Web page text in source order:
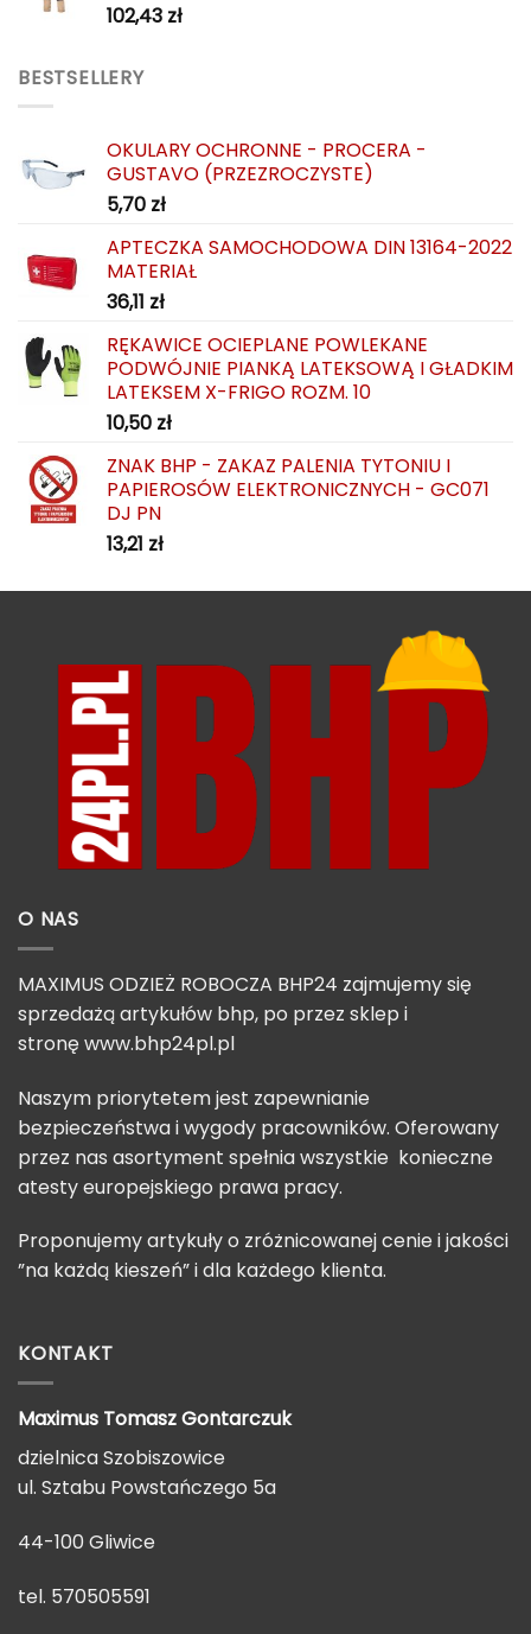
102,43 zł
BESTSELLERY
OKULARY OCHRONNE - PROCERA -
GUSTAVO (PRZEZROCZYSTE)
5,70 zł
APTECZKA SAMOCHODOWA DIN 13164-2022
MATERIAŁ
36,11 zł
RĘKAWICE OCIEPLANE POWLEKANE
PODWÓJNIE PIANKĄ LATEKSOWĄ I GŁADKIM
LATEKSEM X-FRIGO ROZM. 10
10,50 zł
ZNAK BHP - ZAKAZ PALENIA TYTONIU I
PAPIEROSÓW ELEKTRONICZNYCH - GC071
DJ PN
13,21 zł
O NAS
MAXIMUS ODZIEŻ ROBOCZA BHP24 zajmujemy się
sprzedażą artykułów bhp, po przez sklep i
stronę www.bhp24pl.pl
Naszym priorytetem jest zapewnianie
bezpieczeństwa i wygody pracowników. Oferowany
przez nas asortyment spełnia wszystkie konieczne
atesty europejskiego prawa pracy.
Proponujemy artykuły o zróżnicowanej cenie i jakości
”na każdą kieszeń” i dla każdego klienta.
KONTAKT
Maximus TomaszGontarczuk
dzielnica Szobiszowice
ul. Sztabu Powstańczego 5a
44-100 Gliwice
tel. 570505591